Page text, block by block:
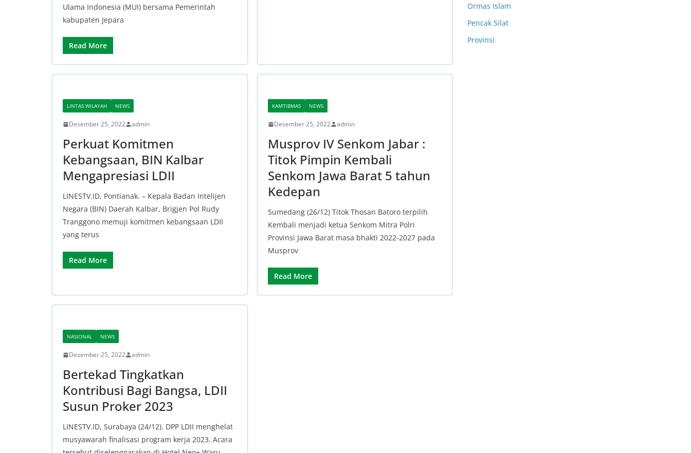
Ulama Indonesia (MUI) bersama Pemerintah
kabupaten Jepara
Read More
LINTAS WILAYAH NEWS
Desember 25, 2022 admin
Perkuat Komitmen
Kebangsaan, BIN Kalbar
Mengapresiasi LDII
LINESTV.ID, Pontianak. – Kepala Badan Intelijen
Negara (BIN) Daerah Kalbar, Brigjen Pol Rudy
Tranggono memuji komitmen kebangsaan LDII
yang terus
Read More
KAMTIBMAS NEWS
Desember 25, 2022 admin
Musprov IV Senkom Jabar :
Titok Pimpin Kembali
Senkom Jawa Barat 5 tahun
Kedepan
Sumedang (26/12) Titok Thosan Batoro terpilih
Kembali menjadi ketua Senkom Mitra Polri
Provinsi Jawa Barat masa bhakti 2022-2027 pada
Musprov
Read More
NASIONAL NEWS
Desember 25, 2022 admin
Bertekad Tingkatkan
Kontribusi Bagi Bangsa, LDII
Susun Proker 2023
LINESTV.ID, Surabaya (24/12). DPP LDII menghelat
musyawarah finalisasi program kerja 2023. Acara
Ormas Islam
Pencak Silat
Provinsi